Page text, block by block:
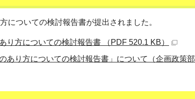
についての検討報告書が提出されました。
り方についての検討報告書 （PDF 520.1 KB）
あり方についての検討報告書」について（企画政策